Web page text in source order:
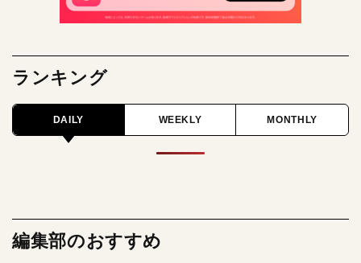
ランキング
DAILY WEEKLY MONTHLY
編集部のおすすめ